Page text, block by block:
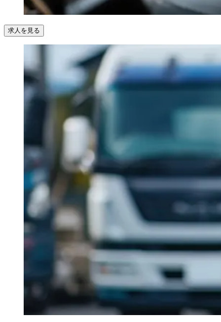
求人を見る